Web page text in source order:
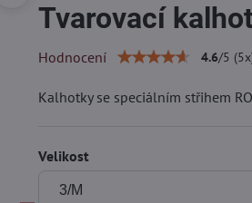
Tvarovací
Hodnocení 4.6/5 (5
Kalhotky se speciálním střihem
Velikost